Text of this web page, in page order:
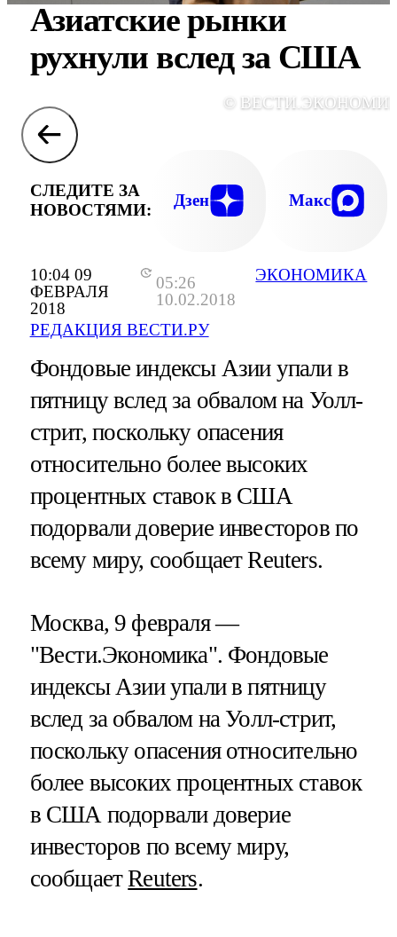
10:04 09
ФЕВРАЛЯ
2018
05:26
10.02.2018
РЕДАКЦИЯ ВЕСТИ.РУ
ЭКОНОМИКА
Азиатские рынки
рухнули вслед за США
©
СЛЕДИТЕ ЗА
НОВОСТЯМИ:
Дзен Макс
Фондовые индексы Азии упали в
пятницу вслед за обвалом на Уолл-
стрит, поскольку опасения
относительно более высоких
процентных ставок в США
подорвали доверие инвесторов по
всему миру, сообщает Reuters.
Москва, 9 февраля —
"Вести.Экономика". Фондовые
индексы Азии упали в пятницу
вслед за обвалом на Уолл-стрит,
поскольку опасения относительно
более высоких процентных ставок
в США подорвали доверие
инвесторов по всему миру,
сообщаетReuters.